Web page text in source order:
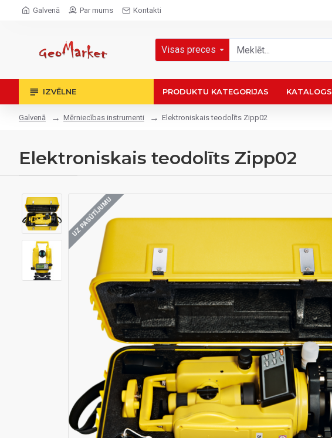
Galvenā Par mums Kontakti
Visas preces
IZVĒLNE PRODUKTU KATEGORIJAS KATALOGS
Galvenā Mērniecības instrumenti Elektroniskais teodolīts Zipp02
Elektroniskais teodolīts Zipp02
UZ PASŪTĪJUMU